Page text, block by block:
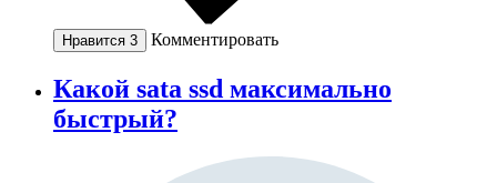
Нравится 3 Комментировать
Какой sata ssd максимально
быстрый?